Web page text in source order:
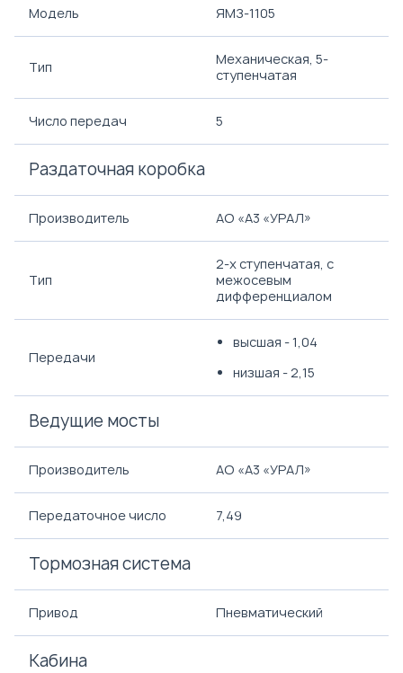
Модель ЯМЗ-1105
Тип
Механическая, 5-
ступенчатая
Число передач 5
Раздаточная коробка
Производитель АО «A3 «УРАЛ»
Тип
2-х ступенчатая, с
межосевым
дифференциалом
Передачи
высшая - 1,04
низшая - 2,15
Ведущие мосты
Производитель АО «A3 «УРАЛ»
Передаточное число 7,49
Тормозная система
Привод Пневматический
Кабина